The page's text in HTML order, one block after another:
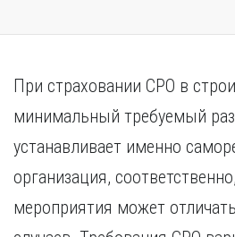
При страховании СРО в
минимальный требуемый
устанавливает именно
организация,
мероприятия может